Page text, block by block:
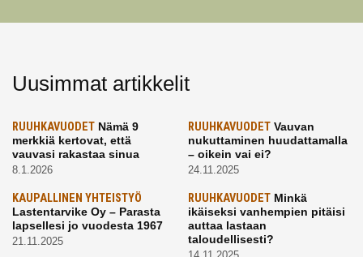
Uusimmat artikkelit
RUUHKAVUODET Nämä 9
merkkiä kertovat, että
vauvasi rakastaa sinua
8.1.2026
RUUHKAVUODETVauvan
nukuttaminen huudattamalla
– oikein vai ei?
24.11.2025
KAUPALLINEN YHTEISTYÖ
Lastentarvike Oy – Parasta
lapsellesi jo vuodesta 1967
21.11.2025
RUUHKAVUODETMinkä
ikäiseksi vanhempien pitäisi
auttaa lastaan
taloudellisesti?